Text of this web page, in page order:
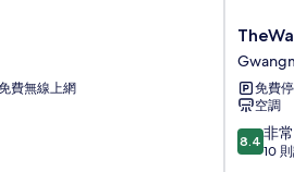
費無線上網
TheWall
飯
店
免費
空調
8.4
分，
8.4 非
10